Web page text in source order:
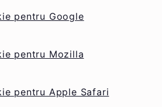
pentru Google
pentru Mozilla
pentru Apple Safari